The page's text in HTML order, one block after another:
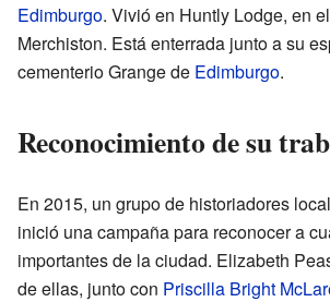
Edimburgo. Vivió en Huntly Lodge, en
Merchiston. Está enterrada junto a su
cementerio Grange de Edimburgo.
Reconocimiento de su
En 2015, un grupo de historiadores
inició una campaña para reconocer a
importantes de la ciudad. Elizabeth
de ellas, junto con Priscilla Bright